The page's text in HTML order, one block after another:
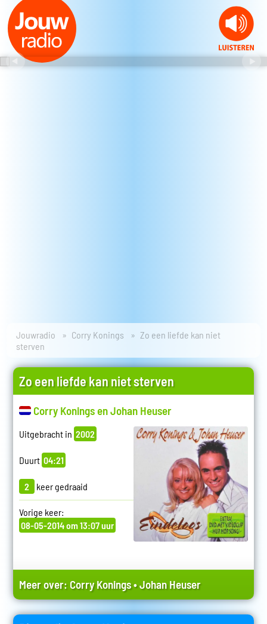
Jouwradio Corry Konings
Zo een liefde kan niet
sterven
Zo een liefde kan niet sterven
Corry Konings en Johan Heuser
Uitgebracht in 2002
Duurt 04:21
2 keer gedraaid
Vorige keer:
08-05-2014 om 13:07 uur
Meer over: Corry Konings•Johan Heuser